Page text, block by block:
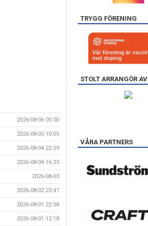
2026-08-06 05:00
2026-08-05 10:05
2026-08-04 22:59
2026-08-04 16:33
2026-08-03
2026-08-02 23:47
2026-08-01 22:58
2026-08-01 12:18
TRYGG FÖRENING
STOLT ARRANGÖR AV
VÅRA PARTNERS